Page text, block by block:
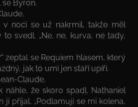
se Byron.
v noci se už nakrmil, takže měl
svedl. „Ne, ne, kurva, ne tady,
zeptal se Requiem hlasem, který
jak to umí jen staří upíři.
Claude.
náhle, že skoro spadl. Nathaniel
ji přijal. „Podlamují se mi kolena,